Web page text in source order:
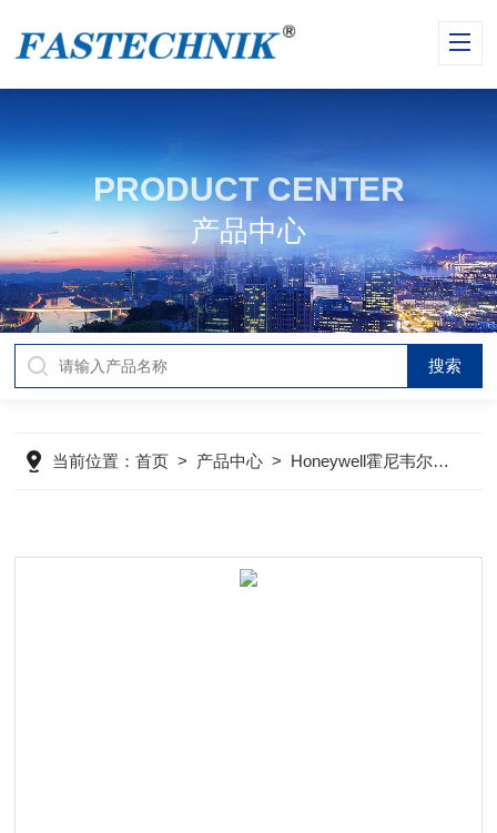
PRODUCT CENTER
产品中心
当前位置：首页 > 产品中心 > Honeywell霍尼韦尔开关